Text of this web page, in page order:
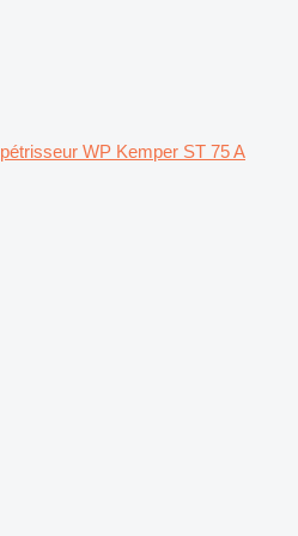
pétrisseur WP Kemper ST 75 A